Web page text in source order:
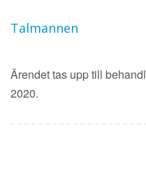
Talmannen
Ärendet tas upp till
2020.